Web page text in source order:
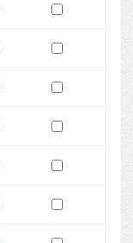
Pokaż podgląd wersji z dnia
Zaznacz wersję do
Pokaż podgląd wersji z dnia
Zaznacz wersję do
Pokaż podgląd wersji z dnia
Zaznacz wersję do
Pokaż podgląd wersji z dnia
Zaznacz wersję do
Pokaż podgląd wersji z dnia
Zaznacz wersję do
Pokaż podgląd wersji z dnia
Zaznacz wersję do